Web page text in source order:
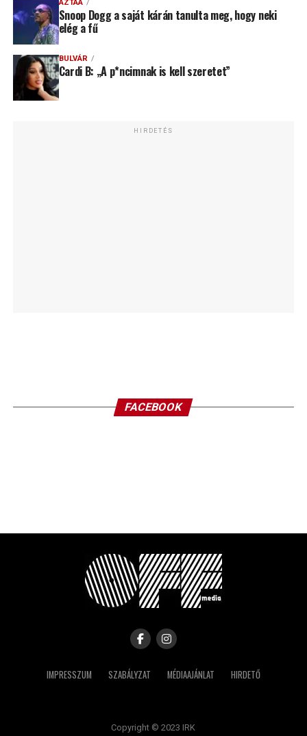
AZTAA
Snoop Dogg a saját kárán tanulta meg, hogy neki
elég a fű
BULVÁR
Cardi B: „A p*ncimnak is kell szeretet”
HIRDETÉS
FACEBOOK
IMPRESSZUM SZABÁLYZAT MÉDIAAJÁNLAT HIRDETŐ
Copyright © 2023 IRK